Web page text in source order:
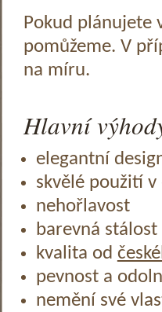
Pokud plánujete
pomůžeme. V
na míru.
Hlavní
elegantní
skvělé použití
nehořlavost
barevná stálost
kvalita od
pevnost a
nemění své